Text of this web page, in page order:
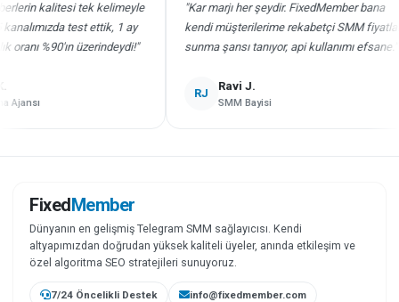
kalitesi tek kelimeyle
test ettik, 1 ay
%90'ın üzerindeydi!"
"Kar marjı her şeydir. FixedMember bana
kendi müşterilerime rekabetçi SMM fiyatları
sunma şansı tanıyor, api kullanımı efsane."
Ravi J.
SMM Bayisi
FixedMember
Dünyanın en gelişmiş Telegram SMM sağlayıcısı. Kendi
altyapımızdan doğrudan yüksek kaliteli üyeler, anında etkileşim ve
özel algoritma SEO stratejileri sunuyoruz.
7/24 Öncelikli Destek info@fixedmember.com